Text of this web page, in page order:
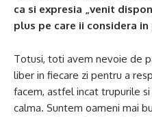
ca si expresia „venit
plus pe care ii considera in
Totusi, toti avem nevoie de
liber in fiecare zi pentru a
facem, astfel incat trupurile
calma. Suntem oameni mai